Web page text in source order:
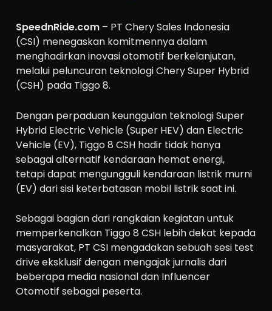
SpeednRide.com – PT Chery Sales Indonesia
(CSI) menegaskan komitmennya dalam
menghadirkan inovasi otomotif berkelanjutan,
melalui peluncuran teknologi Chery Super Hybrid
(CSH) pada Tiggo 8.
Dengan perpaduan keunggulan teknologi Super
Hybrid Electric Vehicle (Super HEV) dan Electric
Vehicle (EV), Tiggo 8 CSH hadir tidak hanya
sebagai alternatif kendaraan hemat energi,
tetapi dapat mengungguli kendaraan listrik murni
(EV) dari sisi keterbatasan mobil listrik saat ini.
Sebagai bagian dari rangkaian kegiatan untuk
memperkenalkan Tiggo 8 CSH lebih dekat kepada
masyarakat, PT CSI mengadakan sebuah sesi test
drive eksklusif dengan mengajak jurnalis dari
beberapa media nasional dan Influencer
Otomotif sebagai peserta.